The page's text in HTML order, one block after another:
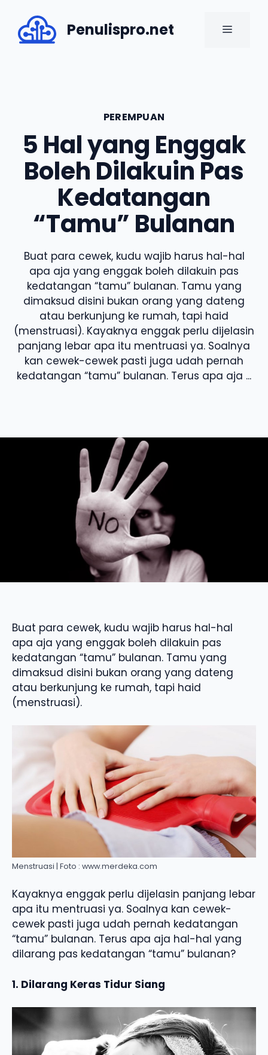
content
Penulispro.net MENU
PEREMPUAN
5 Hal yang Enggak
Boleh Dilakuin Pas
Kedatangan
“Tamu” Bulanan
Buat para cewek, kudu wajib harus hal-hal
apa aja yang enggak boleh dilakuin pas
kedatangan “tamu” bulanan. Tamu yang
dimaksud disini bukan orang yang dateng
atau berkunjung ke rumah, tapi haid
(menstruasi). Kayaknya enggak perlu dijelasin
panjang lebar apa itu mentruasi ya. Soalnya
kan cewek-cewek pasti juga udah pernah
kedatangan “tamu” bulanan. Terus apa aja ...
Buat para cewek, kudu wajib harus hal-hal
apa aja yang enggak boleh dilakuin pas
kedatangan “tamu” bulanan. Tamu yang
dimaksud disini bukan orang yang dateng
atau berkunjung ke rumah, tapi haid
(menstruasi).
Menstruasi | Foto : www.merdeka.com
Kayaknya enggak perlu dijelasin panjang lebar
apa itu mentruasi ya. Soalnya kan cewek-
cewek pasti juga udah pernah kedatangan
“tamu” bulanan. Terus apa aja hal-hal yang
dilarang pas kedatangan “tamu” bulanan?
1. Dilarang Keras Tidur Siang